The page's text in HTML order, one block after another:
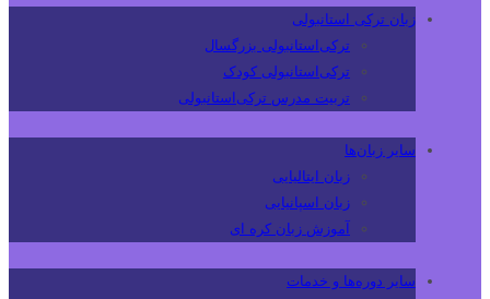
زبان ترکی استانبولی
ترکی‌استانبولی بزرگسال
ترکی‌استانبولی کودک
تربیت مدرس ترکی‌استانبولی
سایر زبان‌ها
زبان ایتالیایی
زبان اسپانیایی
آموزش زبان کره ای
سایر دوره‌ها و خدمات